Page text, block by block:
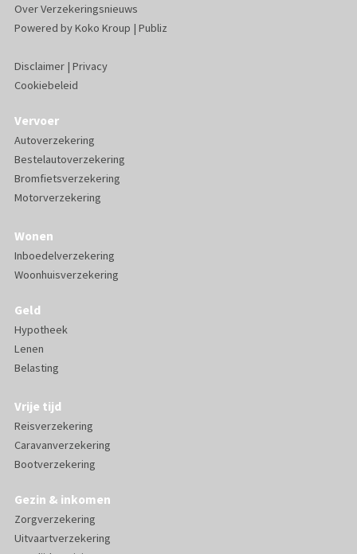
Over Verzekeringsnieuws
Powered byKoko Kroup | Publiz
Disclaimer| Privacy
Cookiebeleid
Vervoer
Autoverzekering
Bestelautoverzekering
Bromfietsverzekering
Motorverzekering
Wonen
Inboedelverzekering
Woonhuisverzekering
Geld
Hypotheek
Lenen
Belasting
Vrije tijd
Reisverzekering
Caravanverzekering
Bootverzekering
Gezin & inkomen
Zorgverzekering
Uitvaartverzekering